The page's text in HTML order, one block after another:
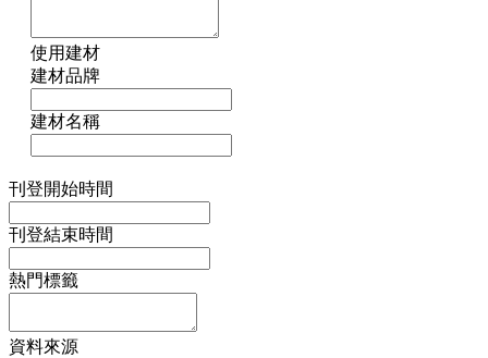
使用建材
建材品牌
建材名稱
刊登開始時間
刊登結束時間
熱門標籤
資料來源